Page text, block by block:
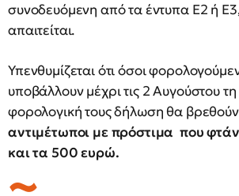
συνοδευόμενη από τα έντυπα Ε2 ή
απαιτείται.
Υπενθυμίζεται ότι όσοι
υποβάλλουν μέχρι τις 2 Αυγούστου τη
φορολογική τους δήλωση θα βρεθούν
αντιμέτωποι με πρόστιμα που
και τα 500 ευρώ.